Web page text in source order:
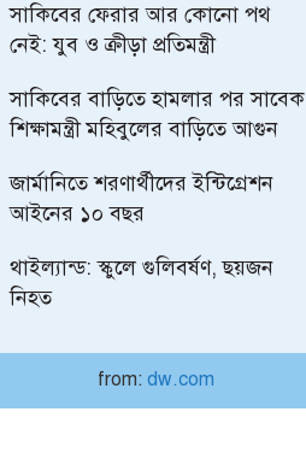
সাকিবের ফেরার আর কোনো পথ
নেই: যুব ও ক্রীড়া প্রতিমন্ত্রী
সাকিবের বাড়িতে হামলার পর সাবেক
শিক্ষামন্ত্রী মহিবুলের বাড়িতে আগুন
জার্মানিতে শরণার্থীদের ইন্টিগ্রেশন
আইনের ১০ বছর
থাইল্যান্ড: স্কুলে গুলিবর্ষণ, ছয়জন
নিহত
from: dw.com